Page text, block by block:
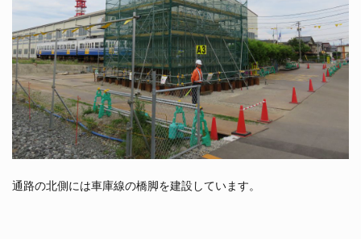
通路の北側には車庫線の橋脚を建設しています。